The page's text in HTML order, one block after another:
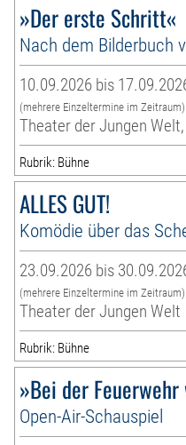
»Der erste Schritt«
Nach dem Bilderbuch
10.09.2026 bis
(mehrere Einzeltermine im Zeitraum)
Theater der Jungen
Rubrik: Bühne
ALLES GUT!
Komödie über das
23.09.2026 bis
(mehrere Einzeltermine im Zeitraum)
Theater der Jungen Welt
Rubrik: Bühne
»Bei der
Open-Air-Schauspiel